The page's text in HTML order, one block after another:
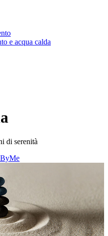
e acqua calda
di serenità